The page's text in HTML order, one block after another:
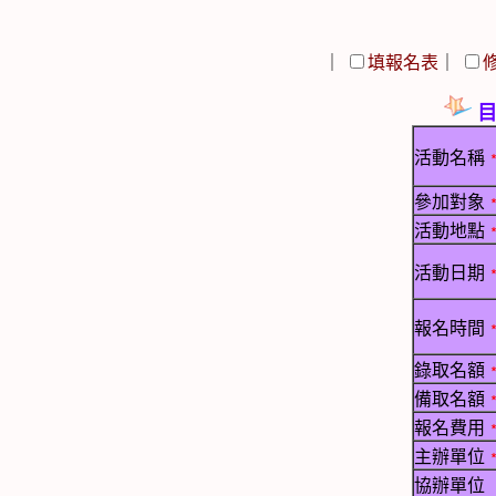
填報名表
活動名稱
參加對象
活動地點
活動日期
報名時間
錄取名額
備取名額
報名費用
主辦單位
協辦單位